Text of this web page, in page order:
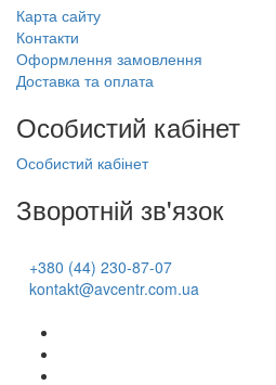
Карта сайту
Контакти
Оформлення замовлення
Доставка та оплата
Особистий кабінет
Особистий кабінет
Зворотній зв'язок
+380 (44) 230-87-07
kontakt@avcentr.com.ua